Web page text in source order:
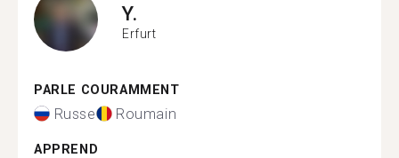
Y.
Erfurt
PARLE COURAMMENT
Russe Roumain
APPREND